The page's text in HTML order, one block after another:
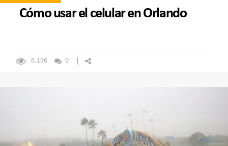
Cómo usar el celular en Orlando
6.196 0